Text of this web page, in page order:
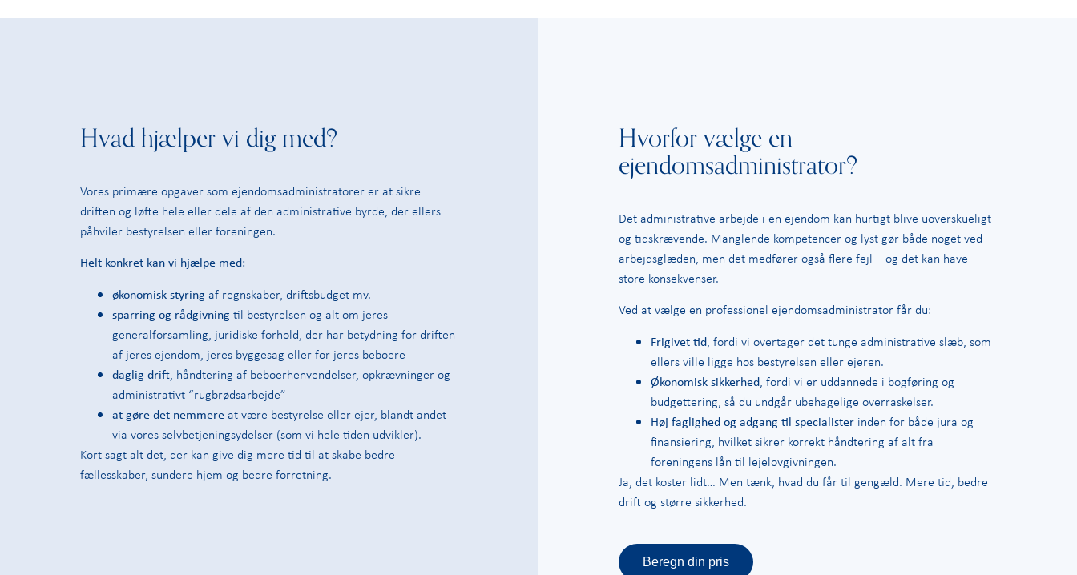
Hvad hjælper vi dig med?
Vores primære opgaver som ejendomsadministratorer er at sikre
driften og løfte hele eller dele af den administrative byrde, der ellers
påhviler bestyrelsen eller foreningen.
Helt konkret kan vi hjælpe med:
økonomisk styring af regnskaber, driftsbudget mv.
sparring og rådgivning til bestyrelsen og alt om jeres
generalforsamling, juridiske forhold, der har betydning for driften
af jeres ejendom, jeres byggesag eller for jeres beboere
daglig drift, håndtering af beboerhenvendelser, opkrævninger og
administrativt “rugbrødsarbejde”
at gøre det nemmereat være bestyrelse eller ejer, blandt andet
via vores selvbetjeningsydelser (som vi hele tiden udvikler).
Kort sagt alt det, der kan give dig mere tid til at skabe bedre
fællesskaber, sundere hjem og bedre forretning.
Hvorfor vælge en
ejendomsadministrator?
Det administrative arbejde i en ejendom kan hurtigt blive uoverskueligt
og tidskrævende. Manglende kompetencer og lyst gør både noget ved
arbejdsglæden, men det medfører også flere fejl – og det kan have
store konsekvenser.
Ved at vælge en professionel ejendomsadministrator får du:
Frigivet tid, fordi vi overtager det tunge administrative slæb, som
ellers ville ligge hos bestyrelsen eller ejeren.
Økonomisk sikkerhed, fordi vi er uddannede i bogføring og
budgettering, så du undgår ubehagelige overraskelser.
Høj faglighed og adgang til specialister inden for både jura og
finansiering, hvilket sikrer korrekt håndtering af alt fra
foreningens lån til lejelovgivningen.
Ja, det koster lidt… Men tænk, hvad du får til gengæld. Mere tid, bedre
drift og større sikkerhed.
Beregn din pris